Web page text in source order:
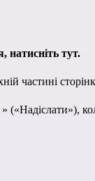
натисніть тут.
частині
(«Надіслати»),